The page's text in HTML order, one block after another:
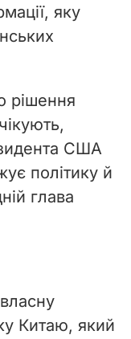
яку
рішення
США
політику й
глава
Китаю, який